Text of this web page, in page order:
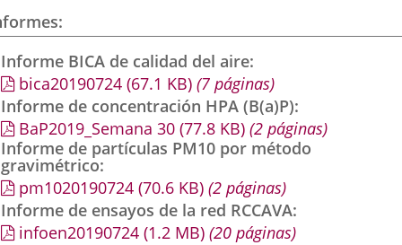
externa.externa.
Informe BICA de calidad del aire
bica20190724 (67.1 KB) (7 páginas)
Informe de concentración HPA (B(a)P)
BaP2019_Semana 30 (77.8 KB) (2 páginas)
Informe de partículas PM10 por método
gravimétrico
pm1020190724 (70.6 KB) (2 páginas)
Informe de ensayos de la red RCCAVA
infoen20190724 (1.2 MB) (20 páginas)